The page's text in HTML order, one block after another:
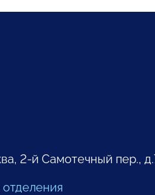
2-й Самотечный пер.,